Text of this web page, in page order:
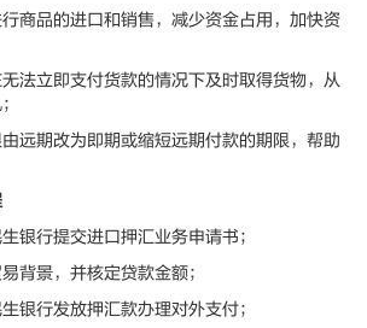
品的进口和销售，减少资金占用，加快资
立即支付货款的情况下及时取得货物，从
期改为即期或缩短远期付款的期限，帮助
行提交进口押汇业务申请书；
景，并核定贷款金额；
行发放押汇款办理对外支付；